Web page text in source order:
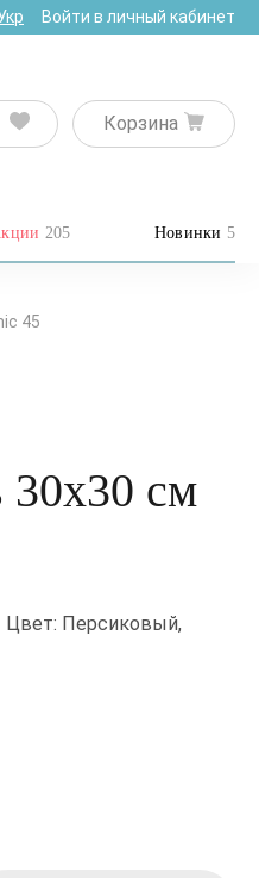
Войти в личный кабинет
Корзина
205 Новинки 5
45
30х30 см
Цвет: Персиковый,